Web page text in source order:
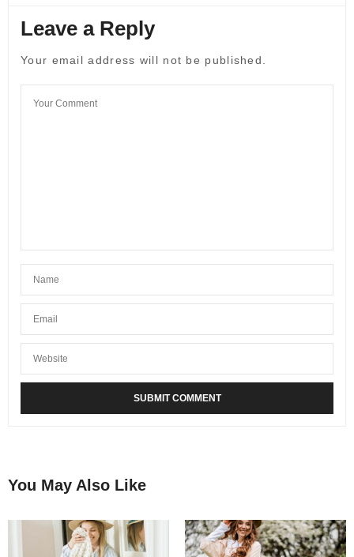
Leave a Reply
Your email address will not be published.
You May Also Like